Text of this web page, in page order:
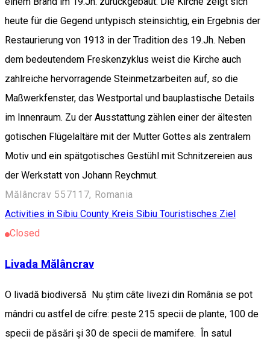
heute für die Gegend untypisch steinsichtig, ein Ergebnis der
Restaurierung von 1913 in der Tradition des 19.Jh. Neben
dem bedeutendem Freskenzyklus weist die Kirche auch
zahlreiche hervorragende Steinmetzarbeiten auf, so die
Maßwerkfenster, das Westportal und bauplastische Details
im Innenraum. Zu der Ausstattung zählen einer der ältesten
gotischen Flügelaltäre mit der Mutter Gottes als zentralem
Motiv und ein spätgotisches Gestühl mit Schnitzereien aus
der Werkstatt von Johann Reychmut.
Mălâncrav 557117, Romania
Activities in Sibiu County Kreis Sibiu Touristisches Ziel
Closed
Livada Mălâncrav
O livadă biodiversă Nu știm câte livezi din România se pot
mândri cu astfel de cifre: peste 215 specii de plante, 100 de
specii de păsări şi 30 de specii de mamifere. În satul